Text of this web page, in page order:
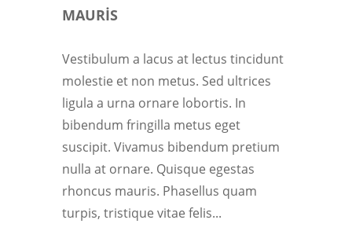
MAURIS
Vestibulum a lacus at lectus tincidunt
molestie et non metus. Sed ultrices
ligula a urna ornare lobortis. In
bibendum fringilla metus eget
suscipit. Vivamus bibendum pretium
nulla at ornare. Quisque egestas
rhoncus mauris. Phasellus quam
turpis, tristique vitae felis...